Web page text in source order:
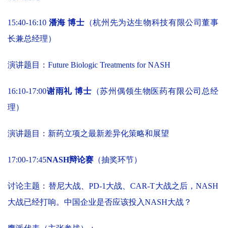
15:40-16:10 潘海 博士 （杭州先为达生物科技有限公司董事
长兼总经理）
演讲题目：Future Biologic Treatments for NASH
16:10-17:00谢雨礼 博士 （苏州偶领生物医药有限公司总经
理）
演讲题目：新药立项之最新差异化策略和展望
17:00-17:45NASH辩论赛 （抽奖环节）
讨论主题：替尼大战、PD-1大战、CAR-T大战之后，NASH
大战已经打响。中国企业是否应该投入NASH大战？